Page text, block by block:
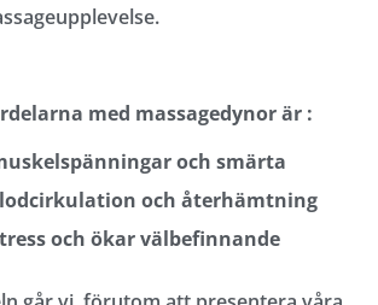
med massagedynor är :
och smärta
och återhämtning
och ökar välbefinnande